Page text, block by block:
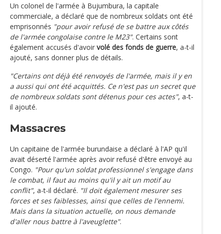
Un colonel de l'armée à Bujumbura, la capitale
commerciale, a déclaré que de nombreux soldats ont été
emprisonnés "pour avoir refusé de se battre aux côtés
de l'armée congolaise contre le M23". Certains sont
également accusés d'avoir volé des fonds de guerre, a-t-il
ajouté, sans donner plus de détails.
"Certains ont déjà été renvoyés de l'armée, mais il y en
a aussi qui ont été acquittés. Ce n'est pas un secret que
de nombreux soldats sont détenus pour ces actes", a-t-
il ajouté.
Massacres
Un capitaine de l'armée burundaise a déclaré à l'AP qu'il
avait déserté l'armée après avoir refusé d'être envoyé au
Congo. "Pour qu'un soldat professionnel s'engage dans
le combat, il faut au moins qu'il y ait un motif au
conflit", a-t-il déclaré. "Il doit également mesurer ses
forces et ses faiblesses, ainsi que celles de l'ennemi.
Mais dans la situation actuelle, on nous demande
d'aller nous battre à l'aveuglette".